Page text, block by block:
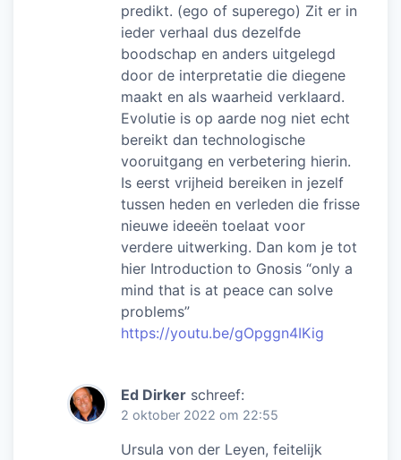
predikt. (ego of superego) Zit er in
ieder verhaal dus dezelfde
boodschap en anders uitgelegd
door de interpretatie die diegene
maakt en als waarheid verklaard.
Evolutie is op aarde nog niet echt
bereikt dan technologische
vooruitgang en verbetering hierin.
Is eerst vrijheid bereiken in jezelf
tussen heden en verleden die frisse
nieuwe ideeën toelaat voor
verdere uitwerking. Dan kom je tot
hier Introduction to Gnosis “only a
mind that is at peace can solve
problems”
https://youtu.be/gOpggn4IKig
Ed Dirker schreef:
2 oktober 2022 om 22:55
Ursula von der Leyen, feitelijk